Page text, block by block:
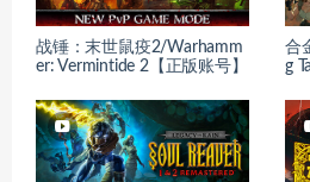
战锤：末世鼠疫2/Warhamm
er: Vermintide 2【正版账号】
合
g